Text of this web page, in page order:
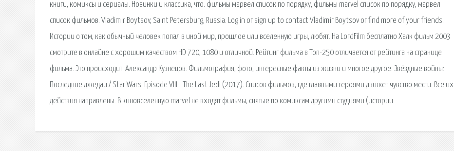
книги, комиксы и сериалы. Новинки и классика, что. фильмы марвел список по порядку, фильмы marvel список по порядку, марвел
список фильмов. Vladimir Boytsov, Saint Petersburg, Russia. Log in or sign up to contact Vladimir Boytsov or find more of your friends.
Истории о том, как обычный человек попал в иной мир, прошлое или вселенную игры, любят. На LordFilm бесплатно Халк фильм 2003
смотрите в онлайне с хорошим качеством HD 720, 1080 и отличной. Рейтинг фильма в Топ-250 отличается от рейтинга на странице
фильма. Это происходит. Александр Кузнецов. Фильмография, фото, интересные факты из жизни и многое другое. Звёздные войны:
Последние джедаи / Star Wars: Episode VIII - The Last Jedi (2017). Список фильмов, где главными героями движет чувство мести. Все их
действия направлены. В киновселенную marvel не входят фильмы, снятые по комиксам другими студиями (истории.